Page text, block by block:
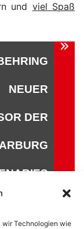
wir Technologien wie
und viel Spaß
NEUER
DER